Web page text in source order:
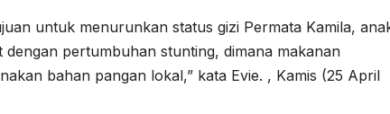
untuk menurunkan status gizi Permata Kamila,
pertumbuhan stunting, dimana makanan
bahan pangan lokal,” kata Evie. , Kamis (25 April